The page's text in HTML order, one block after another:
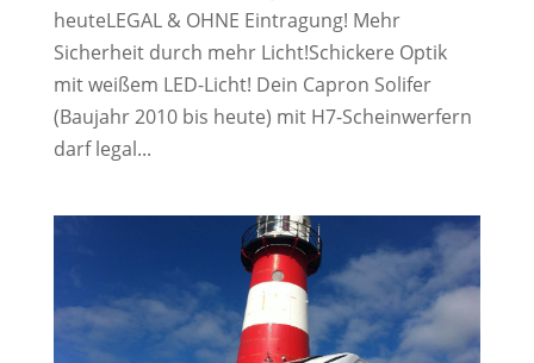
heuteLEGAL & OHNE Eintragung! Mehr
Sicherheit durch mehr Licht!Schickere Optik
mit weißem LED-Licht! Dein Capron Solifer
(Baujahr 2010 bis heute) mit H7-Scheinwerfern
darf legal...